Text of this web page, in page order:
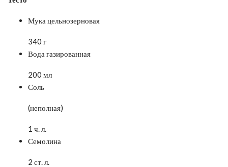
Мука цельнозерновая
340 г
Вода газированная
200 мл
Соль
(неполная)
1 ч. л.
Семолина
2 ст. л.